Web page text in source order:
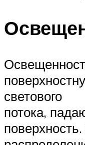
светового
потока,